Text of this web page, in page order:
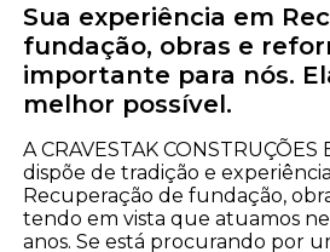
Sua experiência em
fundação, obras e
importante para nós.
melhor possível.
A CRAVESTAK CONSTRUÇÕES
dispõe de tradição e
Recuperação de fundação,
tendo em vista que atuamos
anos. Se está procurando por